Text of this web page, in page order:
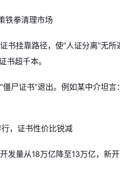
铁拳清理市场
书挂靠路径，使“人证分离”无
书超千本。
尸证书”退出。例如某中介坦
，证书性价比锐减
发量从18万亿降至13万亿，新